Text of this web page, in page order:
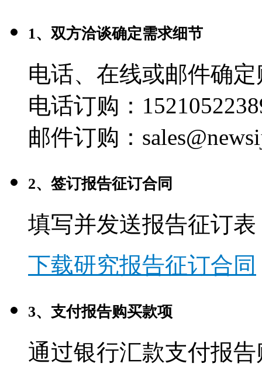
1、双方洽谈确定需求细节
电话、在线或邮件确
电话订购：
邮件订购：
2、签订报告征订合同
填写并发送报告征订表
下载研究报告征订合同
3、支付报告购买款项
通过银行汇款支付报